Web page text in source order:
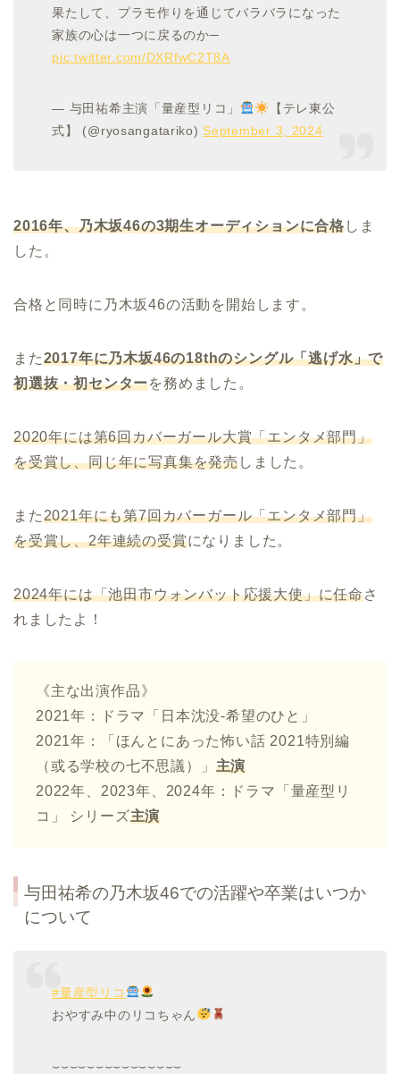
果たして、プラモ作りを通じてバラバラになった
家族の心は一つに戻るのか─
pic.twitter.com/DXRfwC2T8A
— 与田祐希主演「量産型リコ」
【テレ東公
式】 (@ryosangatariko) September 3, 2024
2016年、乃木坂46の3期生オーディションに合格しま
した。
合格と同時に乃木坂46の活動を開始します。
また2017年に乃木坂46の18thのシングル「逃げ水」で
初選抜・初センターを務めました。
2020年には第6回カバーガール大賞「エンタメ部門」
を受賞し、同じ年に写真集を発売しました。
また2021年にも第7回カバーガール「エンタメ部門」
を受賞し、2年連続の受賞になりました。
2024年には「池田市ウォンバット応援大使」に任命さ
れましたよ！
《主な出演作品》
2021年：ドラマ「日本沈没-希望のひと」
2021年：「ほんとにあった怖い話 2021特別編
（或る学校の七不思議）」 主演
2022年、2023年、2024年：ドラマ「量産型リ
コ」 シリーズ主演
与田祐希の乃木坂46での活躍や卒業はいつか
について
#量産型リコ
おやすみ中のリコちゃん
⌣⌣⌣⌣⌣⌣⌣⌣⌣⌣⌣⌣⌣⌣⌣